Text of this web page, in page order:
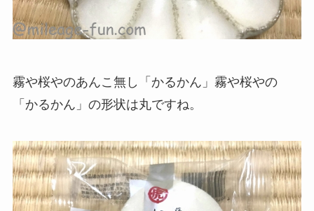
霧や桜やのあんこ無し「かるかん」霧や桜やの
「かるかん」の形状は丸ですね。